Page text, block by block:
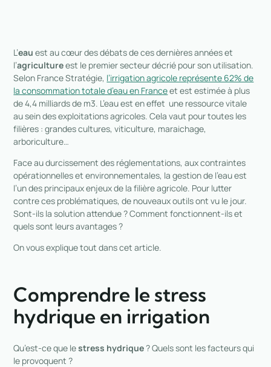
L’eau est au cœur des débats de ces dernières années et
l’agricultureest le premier secteur décrié pour son utilisation.
Selon France Stratégie, l’irrigation agricole représente 62% de
la consommation totale d’eau en Franceet est estimée à plus
de 4,4 milliards de m3. L’eau est en effet une ressource vitale
au sein des exploitations agricoles. Cela vaut pour toutes les
filières : grandes cultures, viticulture, maraichage,
arboriculture…
Face au durcissement des réglementations, aux contraintes
opérationnelles et environnementales, la gestion de l’eau est
l’un des principaux enjeux de la filière agricole. Pour lutter
contre ces problématiques, de nouveaux outils ont vu le jour.
Sont-ils la solution attendue ? Comment fonctionnent-ils et
quels sont leurs avantages ?
On vous explique tout dans cet article.
Comprendre le stress
hydrique en irrigation
Qu’est-ce que lestress hydrique ? Quels sont les facteurs qui
le provoquent ?